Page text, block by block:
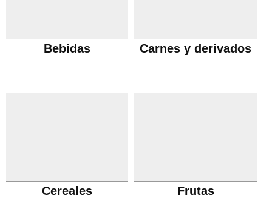
Bebidas Carnes y derivados
Cereales Frutas